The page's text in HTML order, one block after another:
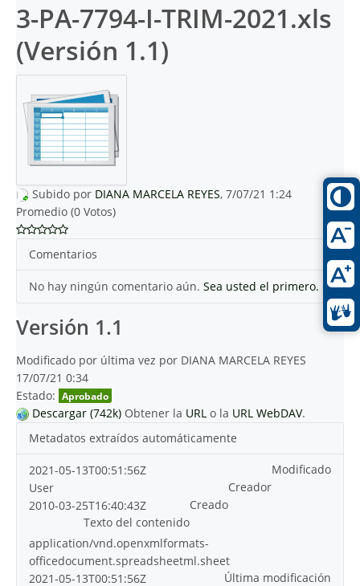
3-PA-7794-I-TRIM-2021.xls
(Versión 1.1)
Subido por DIANA MARCELA REYES, 7/07/21 1:24
Promedio (0 Votos)
Comentarios
No hay ningún comentario aún. Sea usted el primero.
Versión 1.1
Modificado por última vez por DIANA MARCELA REYES
17/07/21 0:34
Estado: Aprobado
Descargar (742k) Obtener la URL o la URL WebDAV.
Metadatos extraídos automáticamente
Modificado
2021-05-13T00:51:56Z
Creador
User
Creado
2010-03-25T16:40:43Z
Texto del contenido
application/vnd.openxmlformats-
officedocument.spreadsheetml.sheet
Última modificación
2021-05-13T00:51:56Z